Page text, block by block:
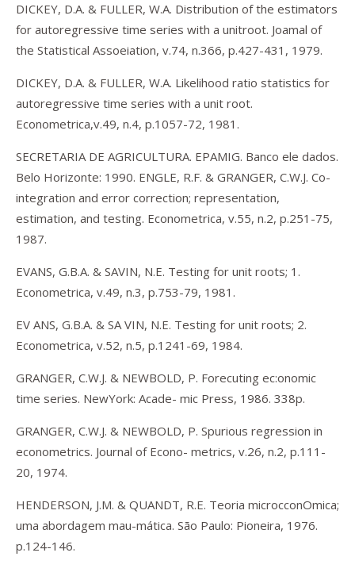
DICKEY, D.A. & FULLER, W.A. Distribution of the estimators
for autoregressive time series with a unitroot. Joamal of
the Statistical Assoeiation, v.74, n.366, p.427-431, 1979.
DICKEY, D.A. & FULLER, W.A. Likelihood ratio statistics for
autoregressive time series with a unit root.
Econometrica,v.49, n.4, p.1057-72, 1981.
SECRETARIA DE AGRICULTURA. EPAMIG. Banco ele dados.
Belo Horizonte: 1990. ENGLE, R.F. & GRANGER, C.W.J. Co-
integration and error correction; representation,
estimation, and testing. Econometrica, v.55, n.2, p.251-75,
1987.
EVANS, G.B.A. & SAVIN, N.E. Testing for unit roots; 1.
Econometrica, v.49, n.3, p.753-79, 1981.
EV ANS, G.B.A. & SA VIN, N.E. Testing for unit roots; 2.
Econometrica, v.52, n.5, p.1241-69, 1984.
GRANGER, C.W.J. & NEWBOLD, P. Forecuting ec:onomic
time series. NewYork: Acade- mic Press, 1986. 338p.
GRANGER, C.W.J. & NEWBOLD, P. Spurious regression in
econometrics. Journal of Econo- metrics, v.26, n.2, p.111-
20, 1974.
HENDERSON, J.M. & QUANDT, R.E. Teoria microcconOmica;
uma abordagem mau-mática. São Paulo: Pioneira, 1976.
p.124-146.